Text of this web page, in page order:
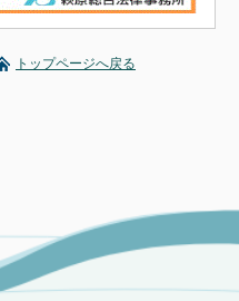
トップページへ戻る